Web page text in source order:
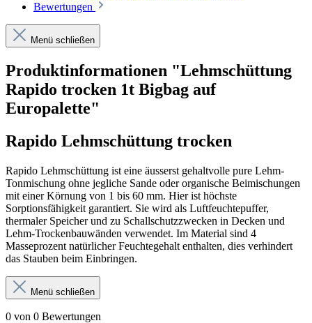
Bewertungen
Menü schließen
Produktinformationen "Lehmschüttung
Rapido trocken 1t Bigbag auf
Europalette"
Rapido Lehmschüttung trocken
Rapido Lehmschüttung ist eine äusserst gehaltvolle pure Lehm-
Tonmischung ohne jegliche Sande oder organische Beimischungen
mit einer Körnung von 1 bis 60 mm. Hier ist höchste
Sorptionsfähigkeit garantiert. Sie wird als Luftfeuchtepuffer,
thermaler Speicher und zu Schallschutzzwecken in Decken und
Lehm-Trockenbauwänden verwendet. Im Material sind 4
Masseprozent natürlicher Feuchtegehalt enthalten, dies verhindert
das Stauben beim Einbringen.
Menü schließen
0 von 0 Bewertungen